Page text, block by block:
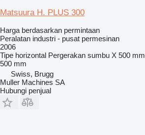
Matsuura H. PLUS 300
Harga berdasarkan permintaan
Peralatan industri - pusat permesinan
2006
Tipe horizontal Pergerakan sumbu X 500 mm
500 mm
Swiss, Brugg
Muller Machines SA
Hubungi penjual